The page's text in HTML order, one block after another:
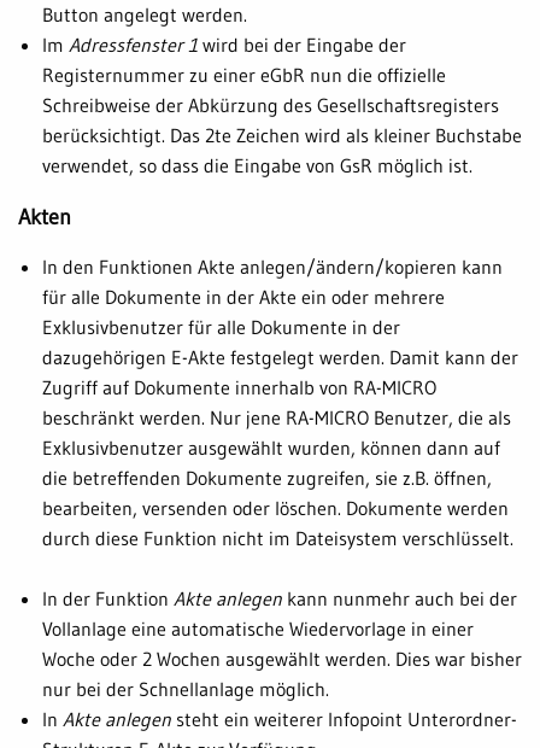
Button angelegt werden.
Im Adressfenster 1 wird bei der Eingabe der
Registernummer zu einer eGbR nun die offizielle
Schreibweise der Abkürzung des Gesellschaftsregisters
berücksichtigt. Das 2te Zeichen wird als kleiner Buchstabe
verwendet, so dass die Eingabe von GsR möglich ist.
Akten
In den Funktionen Akte anlegen/ändern/kopieren kann
für alle Dokumente in der Akte ein oder mehrere
Exklusivbenutzer für alle Dokumente in der
dazugehörigen E-Akte festgelegt werden. Damit kann der
Zugriff auf Dokumente innerhalb von RA-MICRO
beschränkt werden. Nur jene RA-MICRO Benutzer, die als
Exklusivbenutzer ausgewählt wurden, können dann auf
die betreffenden Dokumente zugreifen, sie z.B. öffnen,
bearbeiten, versenden oder löschen. Dokumente werden
durch diese Funktion nicht im Dateisystem verschlüsselt.
In der Funktion Akte anlegen kann nunmehr auch bei der
Vollanlage eine automatische Wiedervorlage in einer
Woche oder 2 Wochen ausgewählt werden. Dies war bisher
nur bei der Schnellanlage möglich.
In Akte anlegen steht ein weiterer Infopoint Unterordner-